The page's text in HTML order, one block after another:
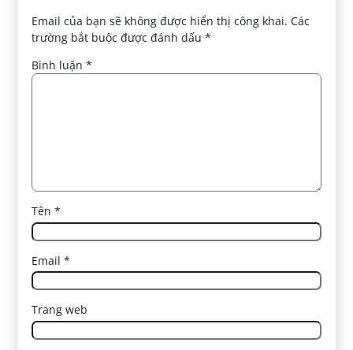
Email của bạn sẽ không được hiển thị công khai. Các
trường bắt buộc được đánh dấu*
Bình luận*
Tên*
Email*
Trang web